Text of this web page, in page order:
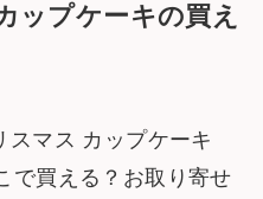
ップケーキの買え